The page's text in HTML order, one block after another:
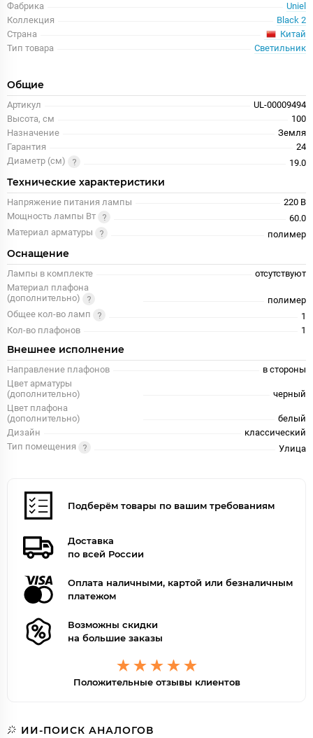
Фабрика
Uniel
Коллекция
Black 2
Страна
Китай
Тип товара
Светильник
Общие
Артикул
UL-00009494
Высота, см
100
Назначение
Земля
Гарантия
24
Диаметр (см)
19.0
Технические характеристики
Напряжение питания лампы
220 В
Мощность лампы Вт
60.0
Материал арматуры
полимер
Оснащение
Лампы в комплекте
отсутствуют
Материал плафона
(дополнительно)
полимер
Общее кол-во ламп
1
Кол-во плафонов
1
Внешнее исполнение
Направление плафонов
в стороны
Цвет арматуры
(дополнительно)
черный
Цвет плафона
(дополнительно)
белый
Дизайн
классический
Тип помещения
Улица
Подберём товары по вашим требованиям
Доставка
по всей России
Оплата наличными, картой или безналичным
платежом
Возможны скидки
на большие заказы
Положительные отзывы клиентов
ИИ-ПОИСК АНАЛОГОВ